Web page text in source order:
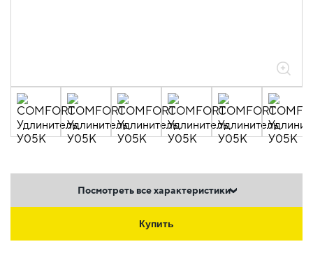
Посмотреть все характеристики
Купить